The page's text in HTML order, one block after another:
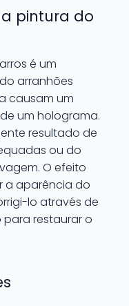
pintura do
é um
arranhões
causam um
um holograma.
resultado de
ou do
O efeito
a aparência do
lo através de
restaurar o